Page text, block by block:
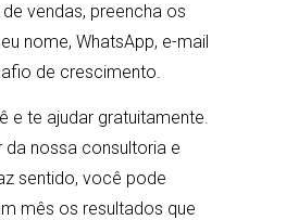
vendas, preencha os
nome, WhatsApp, e-mail
de crescimento.
e te ajudar gratuitamente.
da nossa consultoria e
sentido, você pode
mês os resultados que